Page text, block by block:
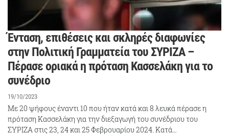
Ένταση, επιθέσεις και σκληρές διαφωνίες
στην Πολιτική Γραμματεία του ΣΥΡΙΖΑ –
Πέρασε οριακά η πρόταση Κασσελάκη για το
συνέδριο
19/10/2023
Με 20 ψήφους έναντι 10 που ήταν κατά και 8 λευκά πέρασε η
πρόταση Κασσελάκη για την διεξαγωγή του συνέδριου του
ΣΥΡΙΖΑ στις 23, 24 και 25 Φεβρουαρίου 2024. Κατά…